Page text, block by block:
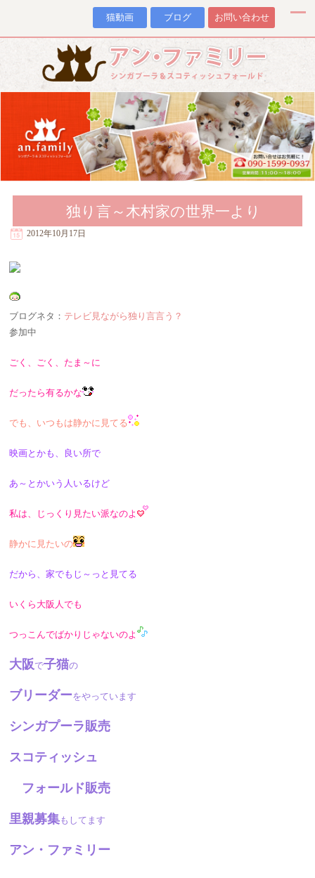
猫動画 ブログ お問い合わせ
独り言～木村家の世界一より
2012年10月17日
ブログネタ： テレビ見ながら独り言言う？
参加中
ごく、ごく、たま～に
だったら有るかな
でも、いつもは静かに見てる
映画とかも、良い所で
あ～とかいう人いるけど
私は、じっくり見たい派なのよ
静かに見たいの
だから、家でもじ～っと見てる
いくら大阪人でも
つっこんでばかりじゃないのよ
大阪で子猫の
ブリーダーをやっています
シンガプーラ販売
スコティッシュ
フォールド販売
里親募集もしてます
アン・ファミリー